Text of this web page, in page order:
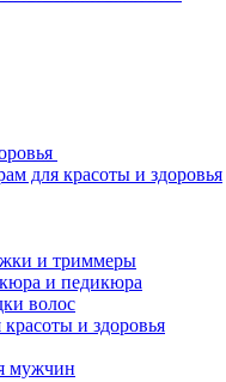
для красоты и здоровья
и триммеры
и педикюра
волос
и здоровья
мужчин